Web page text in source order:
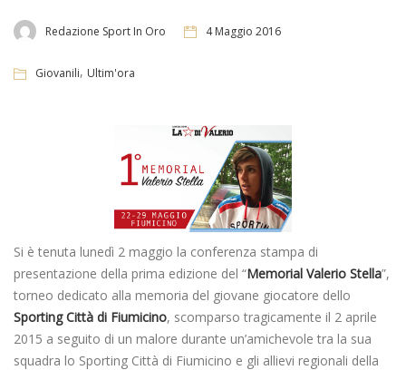
Redazione Sport In Oro 4 Maggio 2016
Giovanili, Ultim'ora
Si è tenuta lunedì 2 maggio la conferenza stampa di
presentazione della prima edizione del “Memorial Valerio Stella”,
torneo dedicato alla memoria del giovane giocatore dello
Sporting Città di Fiumicino, scomparso tragicamente il 2 aprile
2015 a seguito di un malore durante un’amichevole tra la sua
squadra lo Sporting Città di Fiumicino e gli allievi regionali della